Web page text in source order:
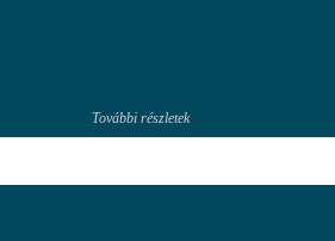
További részletek